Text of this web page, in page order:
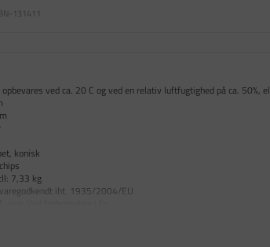
131411
ved ca. 20 C og ved en relativ luftfugtighed på ca. 50%,
konisk
7,33 kg
iht. 1935/2004/EU